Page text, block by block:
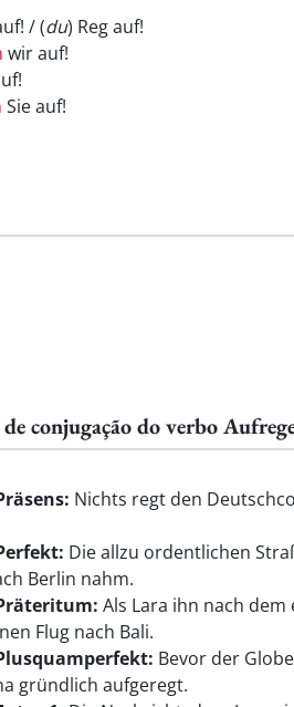
/ (du) Regauf!
wir auf!
Sie auf!
conjugação do verbo
Nichts regt den
Die allzu ordentlichen
Berlin nahm.
Als Lara ihn nach
Flug nach Bali.
Bevor der
gründlich aufgeregt.